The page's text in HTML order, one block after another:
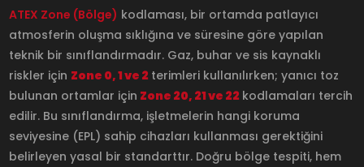
ATEX Zone (Bölge) kodlaması, bir ortamda patlayıcı
atmosferin oluşma sıklığına ve süresine göre yapılan
teknik bir sınıflandırmadır. Gaz, buhar ve sis kaynaklı
riskler için Zone 0, 1 ve 2 terimleri kullanılırken; yanıcı toz
bulunan ortamlar için Zone 20, 21 ve 22 kodlamaları tercih
edilir. Bu sınıflandırma, işletmelerin hangi koruma
seviyesine (EPL) sahip cihazları kullanması gerektiğini
belirleyen yasal bir standarttır. Doğru bölge tespiti, hem